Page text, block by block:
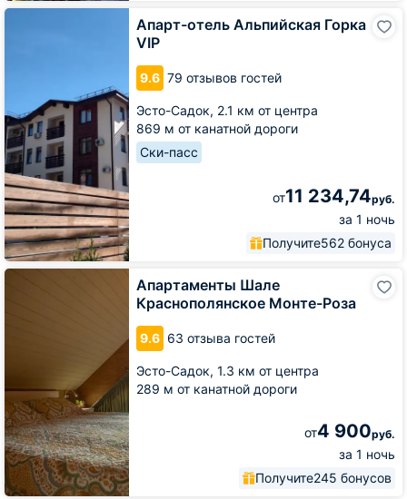
Апарт-отель Альпийская Горка
VIP
9.6 79 отзывов гостей
Эсто-Садок, 2.1 км от центра
869 м от канатной дороги
Ски-пасс
от11 234,74руб.
за 1 ночь
Получите562 бонуса
Апарт-
Апартаменты Шале
Краснополянское Монте-Роза
9.6 63 отзыва гостей
Эсто-Садок, 1.3 км от центра
289 м от канатной дороги
от4 900руб.
за 1 ночь
Получите245 бонусов
Апартаменты